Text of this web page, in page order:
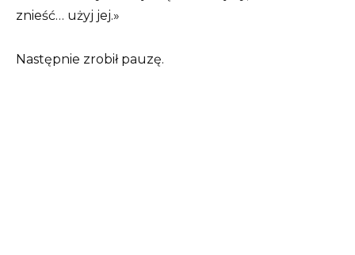
znieść… użyj jej.»
Następnie zrobił pauzę.